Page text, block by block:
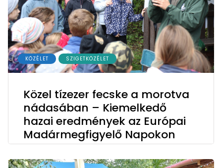
KÖZÉLET SZIGETKÖZÉLET
Közel tízezer fecske a morotva
nádasában – Kiemelkedő
hazai eredmények az Európai
Madármegfigyelő Napokon